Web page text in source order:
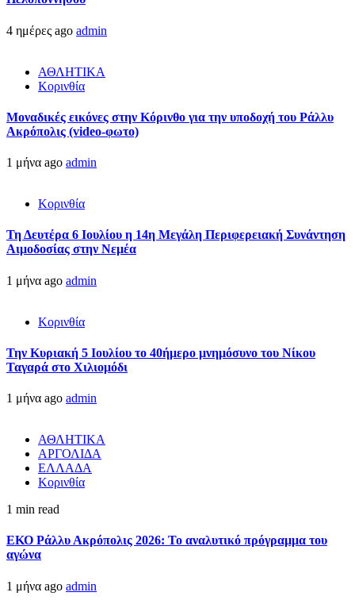
4 ημέρες ago admin
ΑΘΛΗΤΙΚΑ
Κορινθία
Μοναδικές εικόνες στην Κόρινθο για την υποδοχή του Ράλλυ
Ακρόπολις (video-φωτο)
1 μήνα ago admin
Κορινθία
Τη Δευτέρα 6 Ιουλίου η 14η Μεγάλη Περιφερειακή Συνάντηση
Αιμοδοσίας στην Νεμέα
1 μήνα ago admin
Κορινθία
Την Κυριακή 5 Ιουλίου το 40ήμερο μνημόσυνο του Νίκου
Ταγαρά στο Χιλιομόδι
1 μήνα ago admin
ΑΘΛΗΤΙΚΑ
ΑΡΓΟΛΙΔΑ
ΕΛΛΑΔΑ
Κορινθία
1 min read
ΕΚΟ Ράλλυ Ακρόπολις 2026: Το αναλυτικό πρόγραμμα του
αγώνα
1 μήνα ago admin